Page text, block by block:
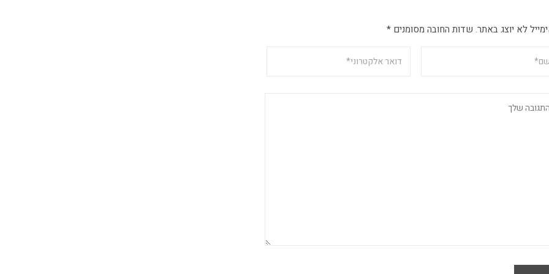
לא יוצג באתר. שדות החובה מסומנים *